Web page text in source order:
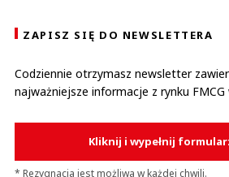
ZAPISZ SIĘ DO NEWSLETTERA
Codziennie otrzymasz newsletter
najważniejsze informacje z rynku FMCG
Kliknij i wypełnij
* Rezygnacja jest możliwa w każdej chwili.